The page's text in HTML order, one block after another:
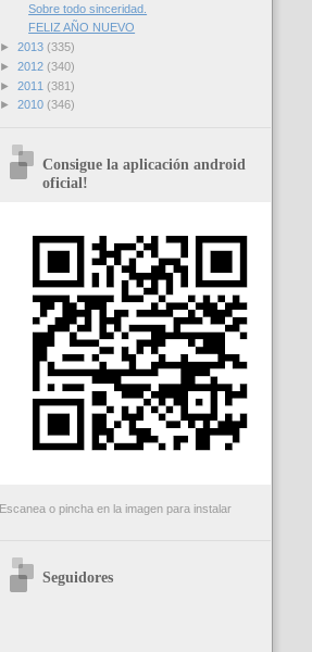
Sobre todo sinceridad.
FELIZ AÑO NUEVO
► 2013 (335)
► 2012 (340)
► 2011 (381)
► 2010 (346)
Consigue la aplicación android
oficial!
Escanea o pincha en la imagen para instalar
Seguidores